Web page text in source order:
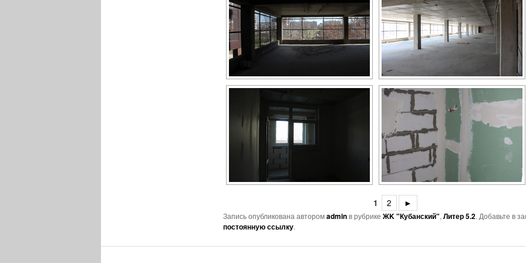
1 2 ►
Запись опубликована авторомadminв рубрике ЖK "Кубанский", Литер 5.2. Добавьте в
постоянную ссылку.